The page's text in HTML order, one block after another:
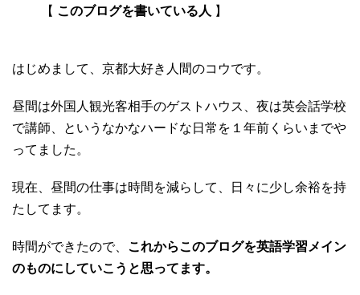
【 このブログを書いている人 】
はじめまして、京都大好き人間のコウです。
昼間は外国人観光客相手のゲストハウス、夜は英会話学校
で講師、というなかなハードな日常を１年前くらいまでや
ってました。
現在、昼間の仕事は時間を減らして、日々に少し余裕を持
たしてます。
時間ができたので、 これからこのブログを英語学習メイン
のものにしていこうと思ってます。